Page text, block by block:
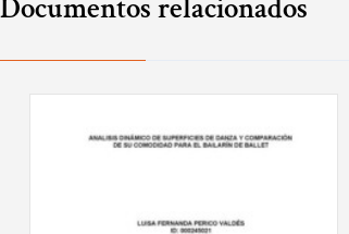
Documentos relacionados